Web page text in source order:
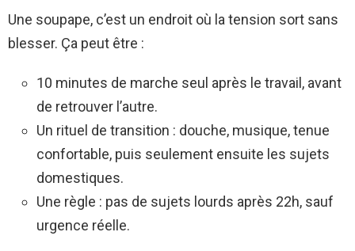
Une soupape, c’est un endroit où la tension sort sans
blesser. Ça peut être :
10 minutes de marche seul après le travail, avant
de retrouver l’autre.
Un rituel de transition : douche, musique, tenue
confortable, puis seulement ensuite les sujets
domestiques.
Une règle : pas de sujets lourds après 22h, sauf
urgence réelle.